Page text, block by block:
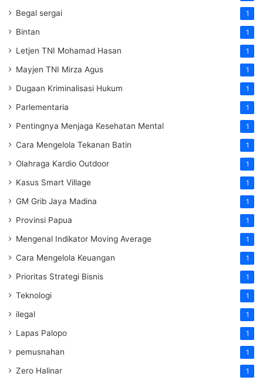
Begal sergai 1
Bintan 1
Letjen TNI Mohamad Hasan 1
Mayjen TNI Mirza Agus 1
Dugaan Kriminalisasi Hukum 1
Parlementaria 1
Pentingnya Menjaga Kesehatan Mental 1
Cara Mengelola Tekanan Batin 1
Olahraga Kardio Outdoor 1
Kasus Smart Village 1
GM Grib Jaya Madina 1
Provinsi Papua 1
Mengenal Indikator Moving Average 1
Cara Mengelola Keuangan 1
Prioritas Strategi Bisnis 1
Teknologi 1
ilegal 1
Lapas Palopo 1
pemusnahan 1
Zero Halinar 1